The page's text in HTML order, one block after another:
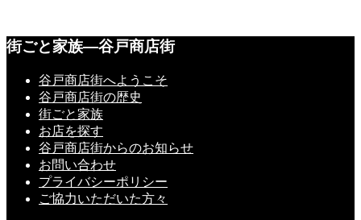
街ごと家族―谷戸商店街
谷戸商店街へようこそ
谷戸商店街の歴史
街ごと家族
お店を探す
谷戸商店街からのお知らせ
お問い合わせ
プライバシーポリシー
ご協力いただいた方々